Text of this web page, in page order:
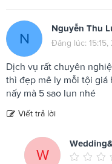
N
Nguyễn Thu
Đăng lúc:
Dịch vụ rất chuyên
thì đẹp mê ly mỗi tội giá
nấy mà 5 sao lun nhé
Viết trả lời
W